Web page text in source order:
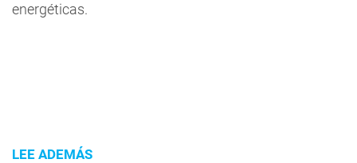
energéticas.
LEE ADEMÁS